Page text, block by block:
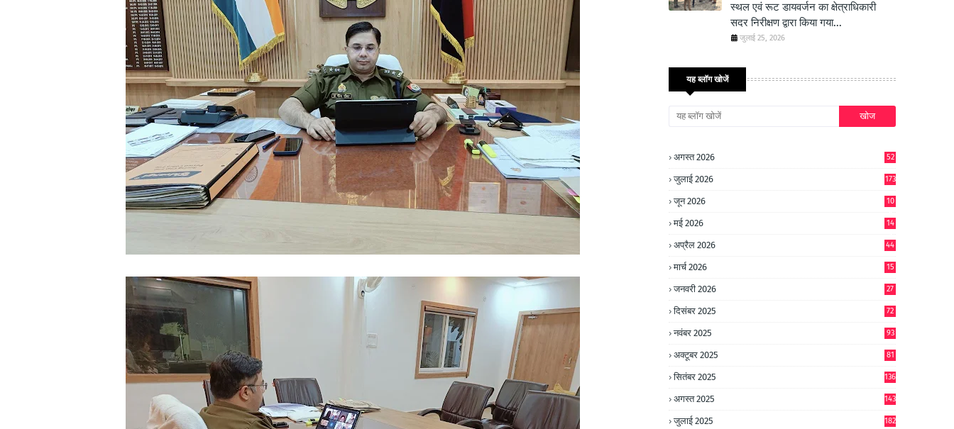
स्थल एवं रूट डायवर्जन का क्षेत्राधिकारी
सदर निरीक्षण द्वारा किया गया...
जुलाई 25, 2026
यह ब्लॉग खोजें
अगस्त 2026 52
जुलाई 2026 173
जून 2026
10
मई 2026
14
अप्रैल 2026 44
मार्च 2026 15
जनवरी 2026 27
दिसंबर 2025 72
नवंबर 2025 93
अक्टूबर 2025 81
सितंबर 2025 136
अगस्त 2025 143
जुलाई 2025 182